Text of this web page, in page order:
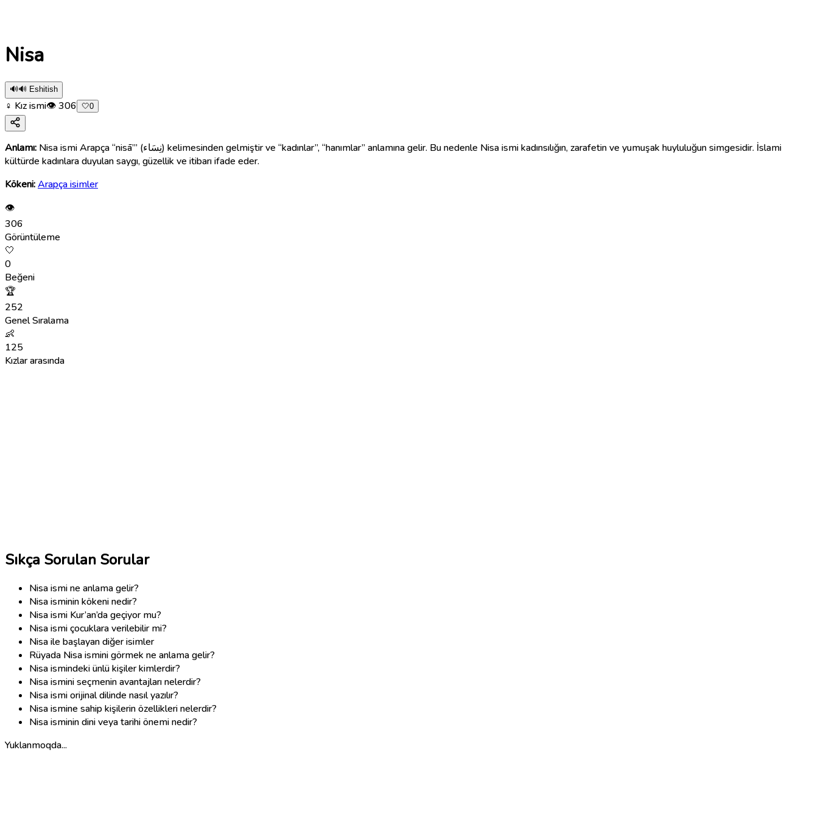
Nisa
🔊🔊 Eshitish
♀ Kız ismi👁306 🤍0
Anlamı: Nisa ismi Arapça “nisā’” (نِسَاء) kelimesinden gelmiştir ve “kadınlar”, “hanımlar” anlamına gelir. Bu nedenle Nisa ismi kadınsılığın, zarafetin ve yumuşak huyluluğun simgesidir. İslami
kültürde kadınlara duyulan saygı, güzellik ve itibarı ifade eder.
Kökeni:Arapça isimler
👁
306
Görüntüleme
🤍
0
Beğeni
🏆
252
Genel Sıralama
👶
125
Kızlar arasında
Sıkça Sorulan Sorular
Nisa ismi ne anlama gelir?
Nisa isminin kökeni nedir?
Nisa ismi Kur’an’da geçiyor mu?
Nisa ismi çocuklara verilebilir mi?
Nisa ile başlayan diğer isimler
Rüyada Nisa ismini görmek ne anlama gelir?
Nisa ismindeki ünlü kişiler kimlerdir?
Nisa ismini seçmenin avantajları nelerdir?
Nisa ismi orijinal dilinde nasıl yazılır?
Nisa ismine sahip kişilerin özellikleri nelerdir?
Nisa isminin dini veya tarihi önemi nedir?
Yuklanmoqda...